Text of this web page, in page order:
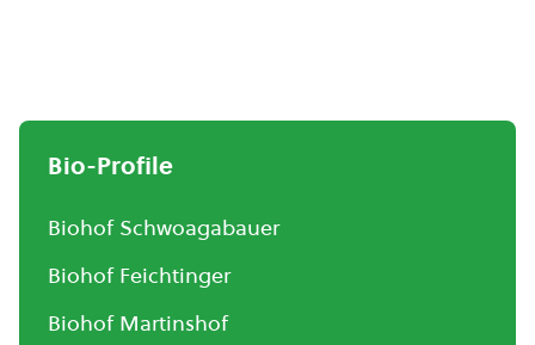
Bio-Profile
Biohof Schwoagabauer
Biohof Feichtinger
Biohof Martinshof